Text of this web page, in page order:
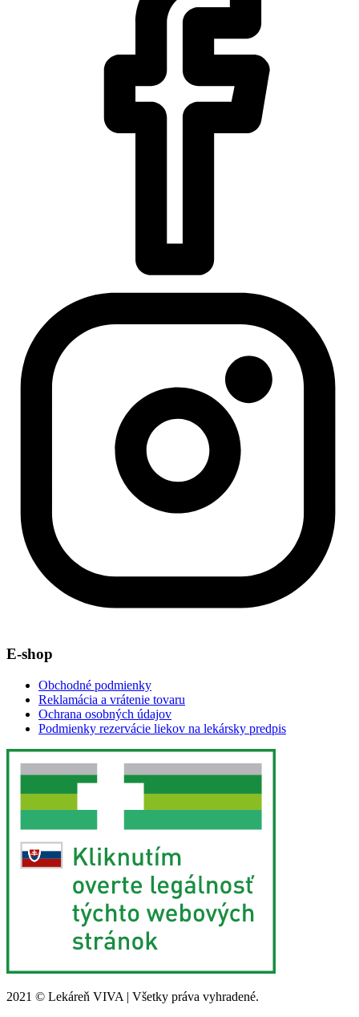
E-shop
Obchodné podmienky
Reklamácia a vrátenie tovaru
Ochrana osobných údajov
Podmienky rezervácie liekov na lekársky predpis
2021 © Lekáreň VIVA | Všetky práva vyhradené.